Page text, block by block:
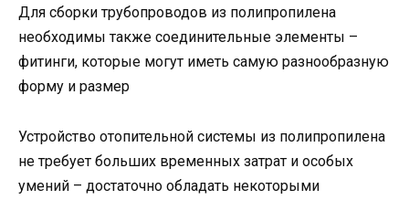
Для сборки трубопроводов из полипропилена
необходимы также соединительные элементы –
фитинги, которые могут иметь самую разнообразную
форму и размер
Устройство отопительной системы из полипропилена
не требует больших временных затрат и особых
умений – достаточно обладать некоторыми